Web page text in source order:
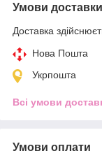
Умови доставки
Доставка
Нова Пошта
Укрпошта
Всі умови
Умови оплати